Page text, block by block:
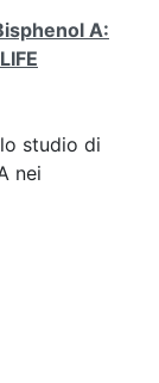
A:
studio di
nei